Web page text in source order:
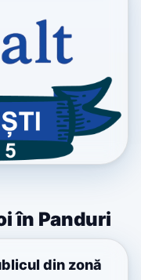
în Panduri
din zonă